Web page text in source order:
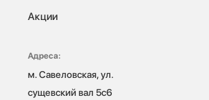
Акции
Адреса:
м. Савеловская, ул.
сущевский вал 5с6